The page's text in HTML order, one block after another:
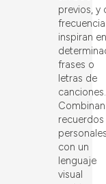
previos, y
inspiran en
frases o
letras de
canciones.
Combinan
recuerdos
con un
lenguaje
visual